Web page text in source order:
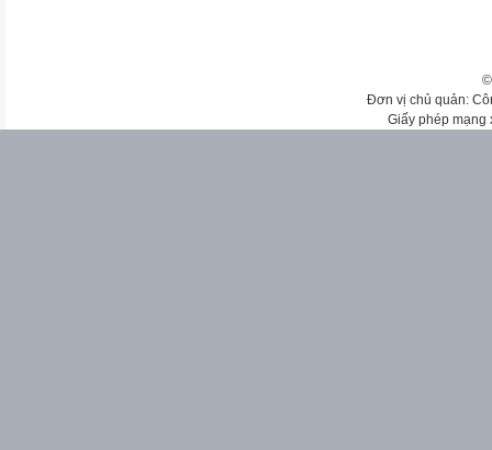
Đơn vị chủ quản:
Giấy phép mạng